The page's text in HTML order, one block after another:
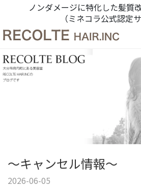
ノンダメージに特化した髪質
（ミネコラ公式認定
〜キャンセル情報〜
2026-06-05